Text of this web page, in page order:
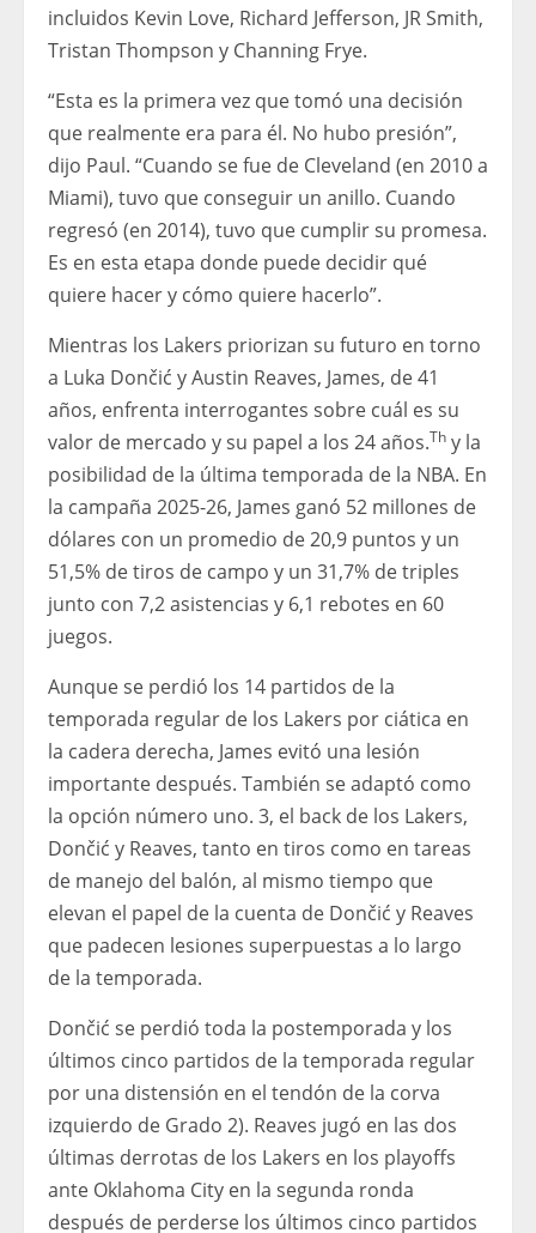
incluidos Kevin Love, Richard Jefferson, JR Smith,
Tristan Thompson y Channing Frye.
“Esta es la primera vez que tomó una decisión
que realmente era para él. No hubo presión”,
dijo Paul. “Cuando se fue de Cleveland (en 2010 a
Miami), tuvo que conseguir un anillo. Cuando
regresó (en 2014), tuvo que cumplir su promesa.
Es en esta etapa donde puede decidir qué
quiere hacer y cómo quiere hacerlo”.
Mientras los Lakers priorizan su futuro en torno
a Luka Dončić y Austin Reaves, James, de 41
años, enfrenta interrogantes sobre cuál es su
valor de mercado y su papel a los 24 años.Th y la
posibilidad de la última temporada de la NBA. En
la campaña 2025-26, James ganó 52 millones de
dólares con un promedio de 20,9 puntos y un
51,5% de tiros de campo y un 31,7% de triples
junto con 7,2 asistencias y 6,1 rebotes en 60
juegos.
Aunque se perdió los 14 partidos de la
temporada regular de los Lakers por ciática en
la cadera derecha, James evitó una lesión
importante después. También se adaptó como
la opción número uno. 3, el back de los Lakers,
Dončić y Reaves, tanto en tiros como en tareas
de manejo del balón, al mismo tiempo que
elevan el papel de la cuenta de Dončić y Reaves
que padecen lesiones superpuestas a lo largo
de la temporada.
Dončić se perdió toda la postemporada y los
últimos cinco partidos de la temporada regular
por una distensión en el tendón de la corva
izquierdo de Grado 2). Reaves jugó en las dos
últimas derrotas de los Lakers en los playoffs
ante Oklahoma City en la segunda ronda
después de perderse los últimos cinco partidos